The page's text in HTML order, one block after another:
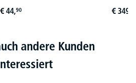
€ 44,90 € 349,
andere Kunden